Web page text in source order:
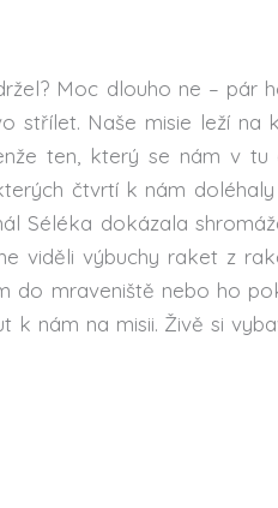
Moc dlouho ne – pár
střílet. Naše misie leží
ten, který se nám v tu
čtvrtí k nám
Séléka dokázala
viděli výbuchy raket z
mraveniště nebo ho
k nám na misii. Živě si